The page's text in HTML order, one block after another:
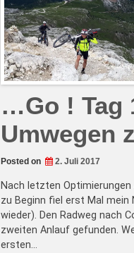
…Go ! Tag
Umwegen
Posted on 2. Juli 2017
Nach letzten
zu Beginn fiel erst Mal mein
wieder). Den Radweg nach
zweiten Anlauf gefunden.
ersten…